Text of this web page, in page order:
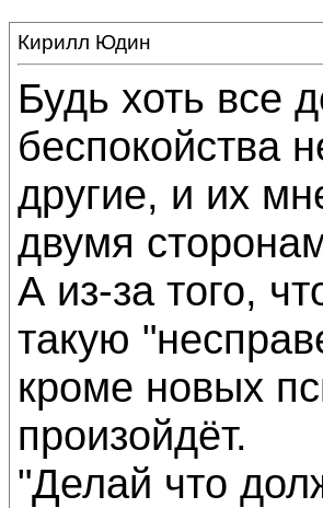
Кирилл Юдин
Будь хоть все
беспокойства
другие, и их
двумя
А из-за того,
такую
кроме новых
произойдёт.
"Делай что